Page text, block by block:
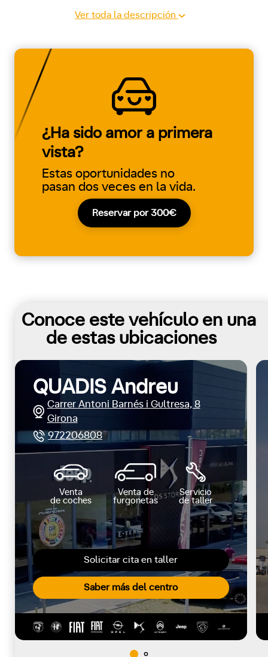
Ver toda la descripción
¿Ha sido amor a primera
vista?
Estas oportunidades no
pasan dos veces en la vida.
Reservar por 300€
Conoce este vehículo en una
de estas ubicaciones
Solicitar cita en taller
Saber más del centro
QUADIS Andreu
Carrer Antoni Barnés i Gultresa, 8
Girona
972206808
Venta
de coches
Venta de
furgonetas
Servicio
de taller